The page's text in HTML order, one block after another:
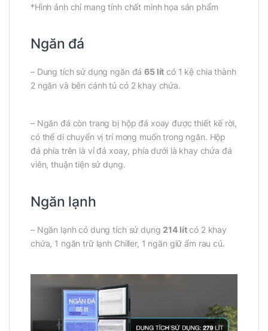
*Hình ảnh chỉ mang tính chất minh họa sản phẩm
Ngăn đá
– Dung tích sử dụng ngăn đá65 lít có 1 kệ chia thành
2 ngăn và bên cánh tủ có 2 khay chứa.
– Ngăn đá còn trang bị hộp đá xoay được thiết kế rời,
có thể di chuyển vị trí mong muốn trong ngăn. Hộp
đá phía trên là vỉ đá xoay, phía dưới là khay chứa đá
viên, thuận tiện sử dụng.
Ngăn lạnh
– Ngăn lạnh có dung tích sử dụng214 lítcó 2 khay
chứa, 1 ngăn trữ lạnh Chiller, 1 ngăn giữ ẩm rau củ.